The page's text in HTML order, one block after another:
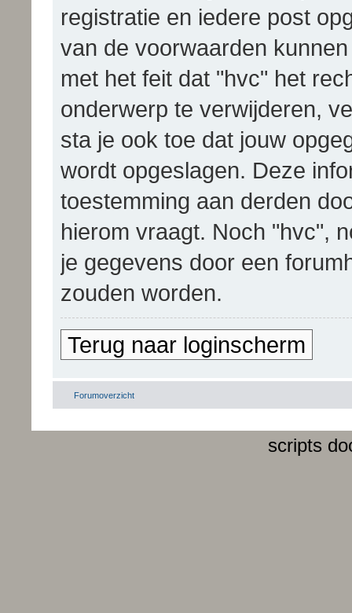
registratie en iedere post
van de voorwaarden
met het feit dat "hvc" het
onderwerp te verwijderen,
sta je ook toe dat jouw
wordt opgeslagen. Deze
toestemming aan derden
hierom vraagt. Noch "hvc",
je gegevens door een
zouden worden.
Terug naar loginscherm
Forumoverzicht
scripts